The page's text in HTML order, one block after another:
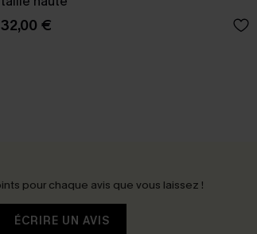
32,00 €
pour chaque avis que vous laissez !
ÉCRIRE UN AVIS